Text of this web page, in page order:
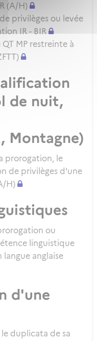
(A/H)
privilèges ou levée
IR - BIR
MP restreinte à
de nuit,
Montagne)
prorogation, le
de privilèges d'une
H)
ou
linguistique
anglaise
d'une
duplicata de sa